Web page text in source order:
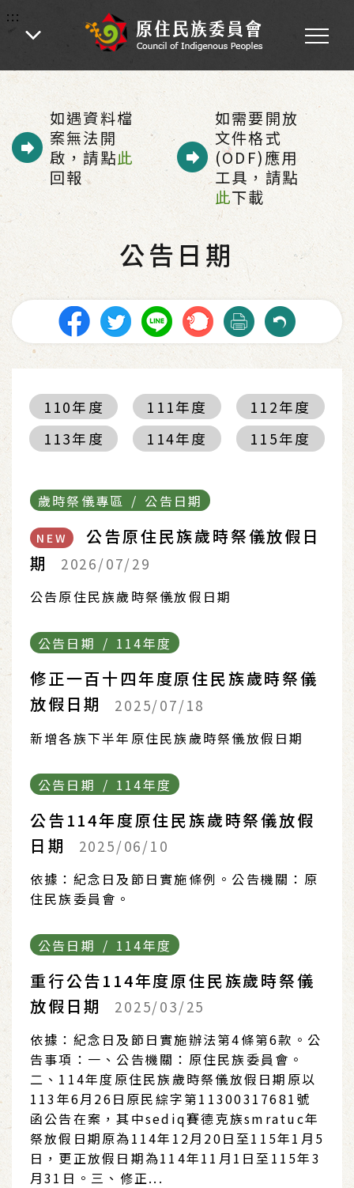
:::
:::
- 為民服務 - 歲時祭儀專區 公告日期
如遇資料檔
案無法開
啟，請點此
回報
如需要開放
文件格式
(ODF)應用
工具，請點
此下載
公告日期
110年度 111年度
112年度
113年度
114年度 115年度
歲時祭儀專區 / 公告日期
NEW
公告原住民族歲時祭儀放假日
期
2026/07/29
公告原住民族歲時祭儀放假日期
公告日期 / 114年度
修正一百十四年度原住民族歲時祭儀
放假日期
2025/07/18
新增各族下半年原住民族歲時祭儀放假日期
公告日期 / 114年度
公告114年度原住民族歲時祭儀放假
日期
2025/06/10
依據：紀念日及節日實施條例。公告機關：原
住民族委員會。
公告日期 / 114年度
重行公告114年度原住民族歲時祭儀
放假日期
2025/03/25
依據：紀念日及節日實施辦法第4條第6款。公
告事項：一、公告機關：原住民族委員會。
二、114年度原住民族歲時祭儀放假日期原以
113年6月26日原民綜字第11300317681號
函公告在案，其中sediq賽德克族smratuc年
祭放假日期原為114年12月20日至115年1月5
日，更正放假日期為114年11月1日至115年3
月31日。三、修正...